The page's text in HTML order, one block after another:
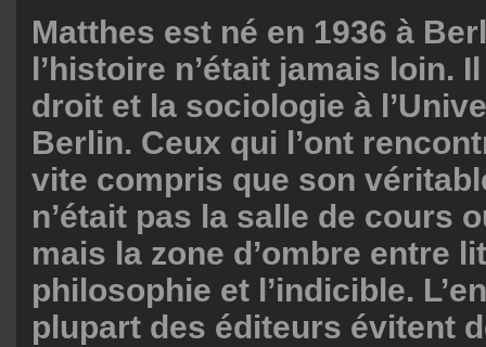
Matthes est né en 1936 à
l’histoire n’était jamais loin.
droit et la sociologie à
Berlin. Ceux qui l’ont
vite compris que son
n’était pas la salle de cours
mais la zone d’ombre entre
philosophie et l’indicible.
plupart des éditeurs évitent